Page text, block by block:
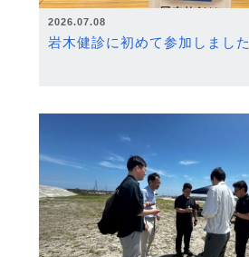
2026.07.08
岩木健診に初めて参加しました